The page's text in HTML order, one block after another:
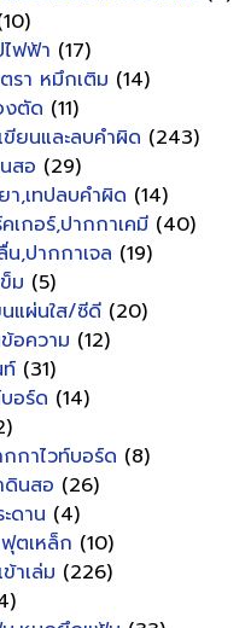
ฟฟ้า (17)
รา หมึกเติม (14)
งตัด (11)
ยนและลบคำผิด (243)
สอ (29)
า,เทปลบคำผิด (14)
เกอร์,ปากกาเคมี (40)
,ปากกาเจล (19)
ม (5)
แผ่นใส/ซีดี (20)
อความ (12)
(31)
อร์ด (14)
กาไวท์บอร์ด (8)
ดินสอ (26)
ดาน (4)
ตเหล็ก (10)
าเล่ม (226)